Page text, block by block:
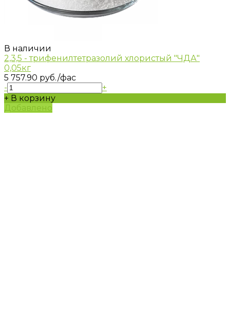
В наличии
2,3,5 - трифенилтетразолий хлористый "ЧДА"
0,05кг
5 757.90 руб./фас
-
+
+ В корзину
Добавлено